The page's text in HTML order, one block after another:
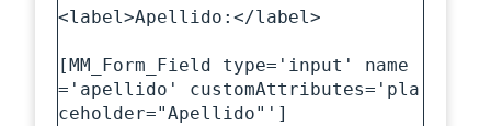
<label>Apellido:</label>
[MM_Form_Field type='input' name
='apellido' customAttributes='pla
ceholder="Apellido"']